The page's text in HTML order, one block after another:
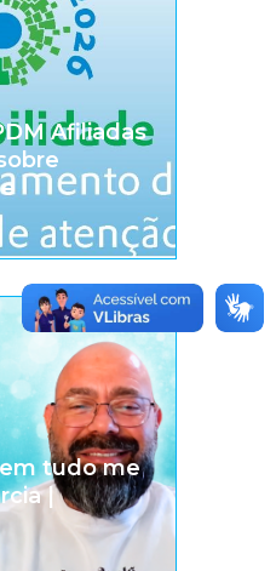
Afiliadas
tudo me
|